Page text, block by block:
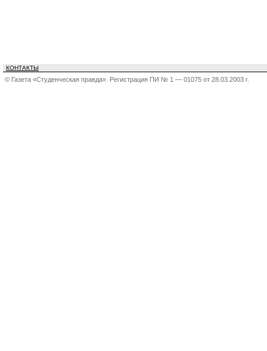
КОНТАКТЫ
© Газета «Студенческая правда». Регистрация ПИ № 1 — 01075 от 28.03.2003 г.